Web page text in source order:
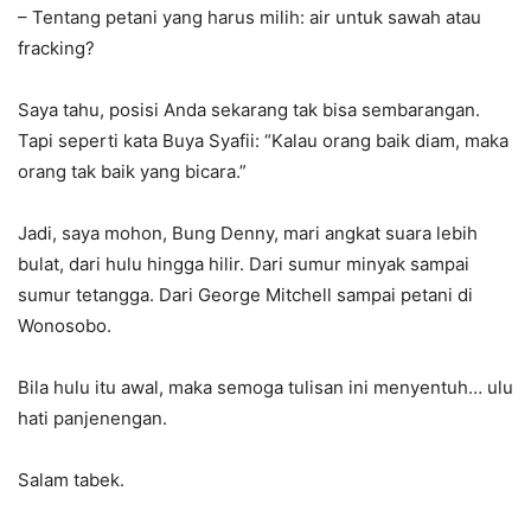
– Tentang petani yang harus milih: air untuk sawah atau
fracking?
Saya tahu, posisi Anda sekarang tak bisa sembarangan.
Tapi seperti kata Buya Syafii: “Kalau orang baik diam, maka
orang tak baik yang bicara.”
Jadi, saya mohon, Bung Denny, mari angkat suara lebih
bulat, dari hulu hingga hilir. Dari sumur minyak sampai
sumur tetangga. Dari George Mitchell sampai petani di
Wonosobo.
Bila hulu itu awal, maka semoga tulisan ini menyentuh… ulu
hati panjenengan.
Salam tabek.